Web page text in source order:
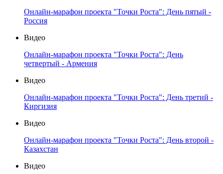
Онлайн-марафон проекта "Точки Роста": День пятый -
Россия
Видео
Онлайн-марафон проекта "Точки Роста": День
четвертый - Армения
Видео
Онлайн-марафон проекта "Точки Роста": День третий -
Киргизия
Видео
Онлайн-марафон проекта "Точки Роста": День второй -
Казахстан
Видео